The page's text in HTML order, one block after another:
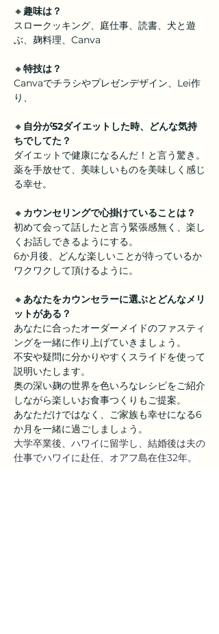
🔸 趣味は？
スロークッキング、庭仕事、読書、犬と遊
ぶ、麹料理、Canva
🔸特技は？
Canvaでチラシやプレゼンデザイン、Lei作
り、
🔸 自分が52ダイエットした時、どんな気持
ちでしてた？
ダイエットで健康になるんだ！と言う驚き。
薬を手放せて、美味しいものを美味しく感じ
る幸せ。
🔸 カウンセリングで心掛けていることは？
初めて会って話したと言う緊張感無く、楽し
くお話しできるようにする。
6か月後、どんな楽しいことが待っているか
ワクワクして頂けるように。
🔸あなたをカウンセラーに選ぶとどんなメリ
ットがある？
あなたに合ったオーダーメイドのファスティ
ングを一緒に作り上げていきましょう。
不安や疑問に分かりやすくスライドを使って
説明いたします。
奥の深い麹の世界を色いろなレシピをご紹介
しながら楽しいお食事つくりもご提案。
あなただけではなく、ご家族も幸せになる6
か月を一緒に過ごしましょう。
大学卒業後、ハワイに留学し、結婚後は夫の
仕事でハワイに赴任、オアフ島在住32年。